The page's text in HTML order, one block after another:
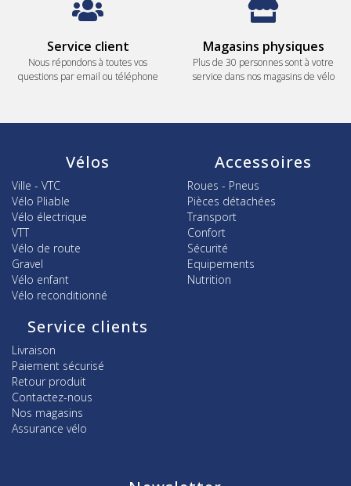
Service client
Nous répondons à toutes vos
questions par email ou téléphone
Magasins physiques
Plus de 30 personnes sont à votre
service dans nos magasins de vélo
Vélos
Ville - VTC
Vélo Pliable
Vélo électrique
VTT
Vélo de route
Gravel
Vélo enfant
Vélo reconditionné
Accessoires
Roues - Pneus
Pièces détachées
Transport
Confort
Sécurité
Equipements
Nutrition
Service clients
Livraison
Paiement sécurisé
Retour produit
Contactez-nous
Nos magasins
Assurance vélo